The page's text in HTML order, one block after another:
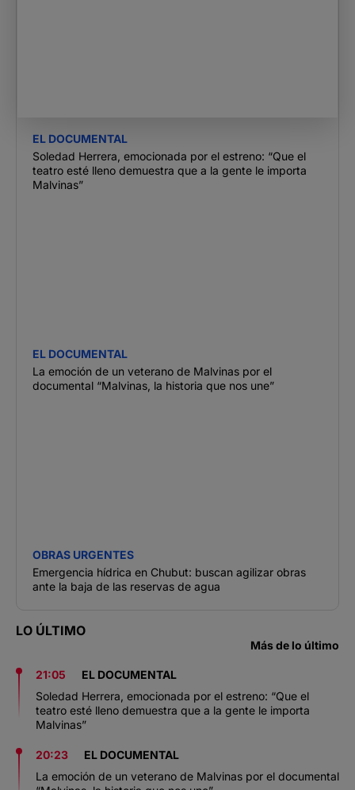
EL DOCUMENTAL
Soledad Herrera, emocionada por el estreno: “Que el
teatro esté lleno demuestra que a la gente le importa
Malvinas”
EL DOCUMENTAL
La emoción de un veterano de Malvinas por el
documental “Malvinas, la historia que nos une”
OBRAS URGENTES
Emergencia hídrica en Chubut: buscan agilizar obras
ante la baja de las reservas de agua
LO ÚLTIMO
Más de lo último
21:05
EL DOCUMENTAL
Soledad Herrera, emocionada por el estreno: “Que el
teatro esté lleno demuestra que a la gente le importa
Malvinas”
20:23
EL DOCUMENTAL
La emoción de un veterano de Malvinas por el documental